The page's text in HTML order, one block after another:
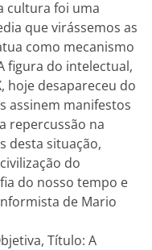
cultura foi uma
que virássemos as
como mecanismo
figura do intelectual,
hoje desapareceu do
assinem manifestos
repercussão na
desta situação,
do
do nosso tempo e
de Mario
Título: A